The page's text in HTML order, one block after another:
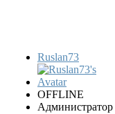
Ruslan73
OFFLINE
Администратор